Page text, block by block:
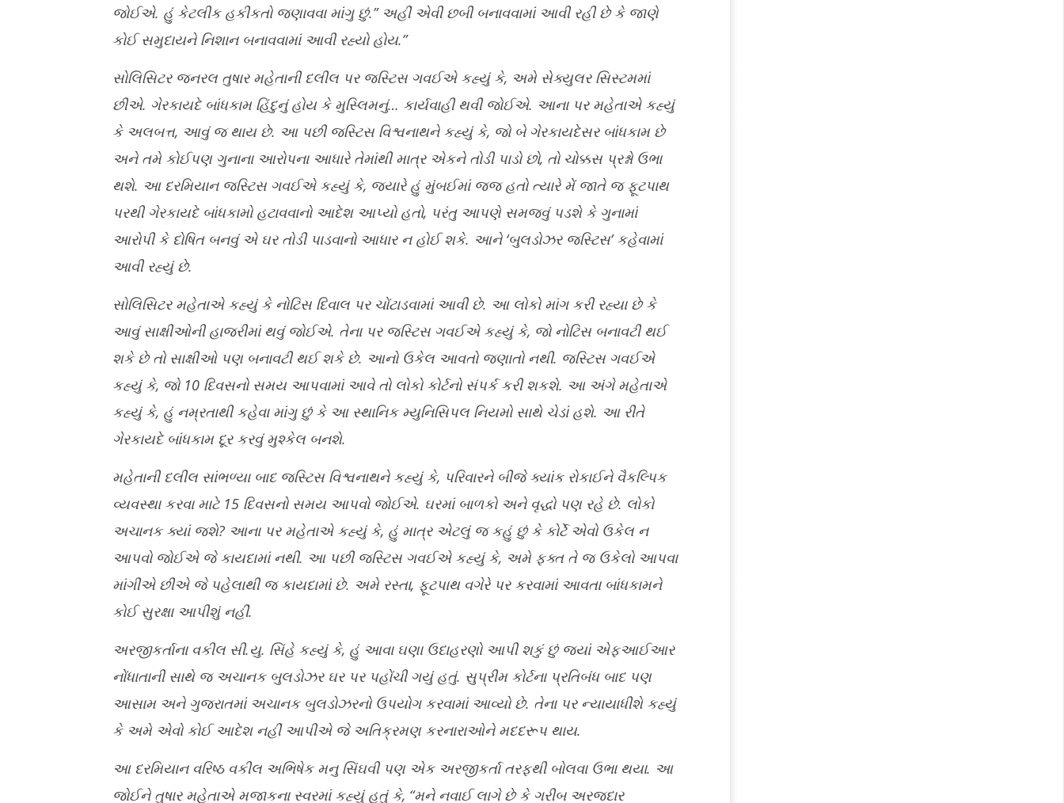
જોઈએ. હું કેટલીક હકીકતો જણાવવા માંગુ છું.” અહીં એવી છબી બનાવવામાં આવી રહી છે કે જાણે
કોઈ સમુદાયને નિશાન બનાવવામાં આવી રહ્યો હોય.”
સોલિસિટર જનરલ તુષાર મહેતાની દલીલ પર જસ્ટિસ ગવઈએ કહ્યું કે, અમે સેક્યુલર સિસ્ટમમાં
છીએ. ગેરકાયદે બાંધકામ હિંદુનું હોય કે મુસ્લિમનું… કાર્યવાહી થવી જોઈએ. આના પર મહેતાએ કહ્યું
કે અલબત્ત, આવું જ થાય છે. આ પછી જસ્ટિસ વિશ્વનાથને કહ્યું કે, જો બે ગેરકાયદેસર બાંધકામ છે
અને તમે કોઈપણ ગુનાના આરોપના આધારે તેમાંથી માત્ર એકને તોડી પાડો છો, તો ચોક્કસ પ્રશ્નો ઉભા
થશે. આ દરમિયાન જસ્ટિસ ગવઈએ કહ્યું કે, જ્યારે હું મુંબઈમાં જજ હતો ત્યારે મેં જાતે જ ફૂટપાથ
પરથી ગેરકાયદે બાંધકામો હટાવવાનો આદેશ આપ્યો હતો, પરંતુ આપણે સમજવું પડશે કે ગુનામાં
આરોપી કે દોષિત બનવું એ ઘર તોડી પાડવાનો આધાર ન હોઈ શકે. આને ‘બુલડોઝર જસ્ટિસ’ કહેવામાં
આવી રહ્યું છે.
સોલિસિટર મહેતાએ કહ્યું કે નોટિસ દિવાલ પર ચોંટાડવામાં આવી છે. આ લોકો માંગ કરી રહ્યા છે કે
આવું સાક્ષીઓની હાજરીમાં થવું જોઈએ. તેના પર જસ્ટિસ ગવઈએ કહ્યું કે, જો નોટિસ બનાવટી થઈ
શકે છે તો સાક્ષીઓ પણ બનાવટી થઈ શકે છે. આનો ઉકેલ આવતો જણાતો નથી. જસ્ટિસ ગવઈએ
કહ્યું કે, જો 10 દિવસનો સમય આપવામાં આવે તો લોકો કોર્ટનો સંપર્ક કરી શકશે. આ અંગે મહેતાએ
કહ્યું કે, હું નમ્રતાથી કહેવા માંગુ છું કે આ સ્થાનિક મ્યુનિસિપલ નિયમો સાથે ચેડાં હશે. આ રીતે
ગેરકાયદે બાંધકામ દૂર કરવું મુશ્કેલ બનશે.
મહેતાની દલીલ સાંભળ્યા બાદ જસ્ટિસ વિશ્વનાથને કહ્યું કે, પરિવારને બીજે ક્યાંક રોકાઈને વૈકલ્પિક
વ્યવસ્થા કરવા માટે 15 દિવસનો સમય આપવો જોઈએ. ઘરમાં બાળકો અને વૃદ્ધો પણ રહે છે. લોકો
અચાનક ક્યાં જશે? આના પર મહેતાએ કહ્યું કે, હું માત્ર એટલું જ કહું છું કે કોર્ટે એવો ઉકેલ ન
આપવો જોઈએ જે કાયદામાં નથી. આ પછી જસ્ટિસ ગવઈએ કહ્યું કે, અમે ફક્ત તે જ ઉકેલો આપવા
માંગીએ છીએ જે પહેલાથી જ કાયદામાં છે. અમે રસ્તા, ફૂટપાથ વગેરે પર કરવામાં આવતા બાંધકામને
કોઈ સુરક્ષા આપીશું નહીં.
અરજીકર્તાના વકીલ સી.યુ. સિંહે કહ્યું કે, હું આવા ઘણા ઉદાહરણો આપી શકું છું જ્યાં એફઆઈઆર
નોંધાતાની સાથે જ અચાનક બુલડોઝર ઘર પર પહોંચી ગયું હતું. સુપ્રીમ કોર્ટના પ્રતિબંધ બાદ પણ
આસામ અને ગુજરાતમાં અચાનક બુલડોઝરનો ઉપયોગ કરવામાં આવ્યો છે. તેના પર ન્યાયાધીશે કહ્યું
કે અમે એવો કોઈ આદેશ નહીં આપીએ જે અતિક્રમણ કરનારાઓને મદદરૂપ થાય.
આ દરમિયાન વરિષ્ઠ વકીલ અભિષેક મનુ સિંઘવી પણ એક અરજીકર્તા તરફથી બોલવા ઉભા થયા. આ
જોઈને તુષાર મહેતાએ મજાકના સ્વરમાં કહ્યું હતું કે, “મને નવાઈ લાગે છે કે ગરીબ અરજદાર